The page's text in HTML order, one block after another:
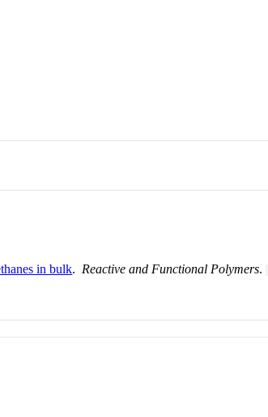
in bulk. Reactive and Functional Polymers.